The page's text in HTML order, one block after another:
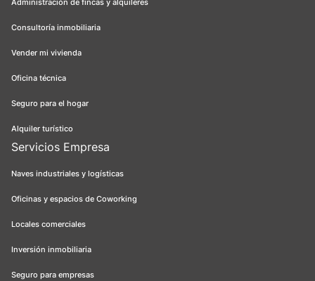
Administración de fincas y alquileres
Consultoría inmobiliaria
Vender mi vivienda
Oficina técnica
Seguro para el hogar
Alquiler turístico
Servicios Empresa
Naves industriales y logísticas
Oficinas y espacios de Coworking
Locales comerciales
Inversión inmobiliaria
Seguro para empresas